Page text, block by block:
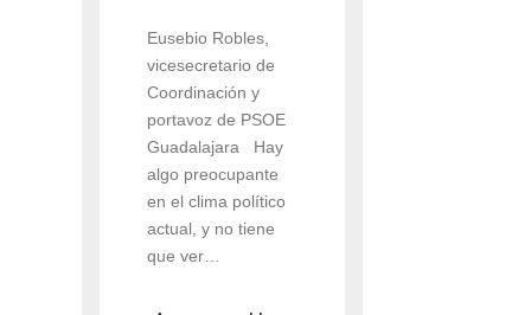
Eusebio Robles,
vicesecretario de
Coordinación y
portavoz de PSOE
Guadalajara Hay
algo preocupante
en el clima político
actual, y no tiene
que ver…